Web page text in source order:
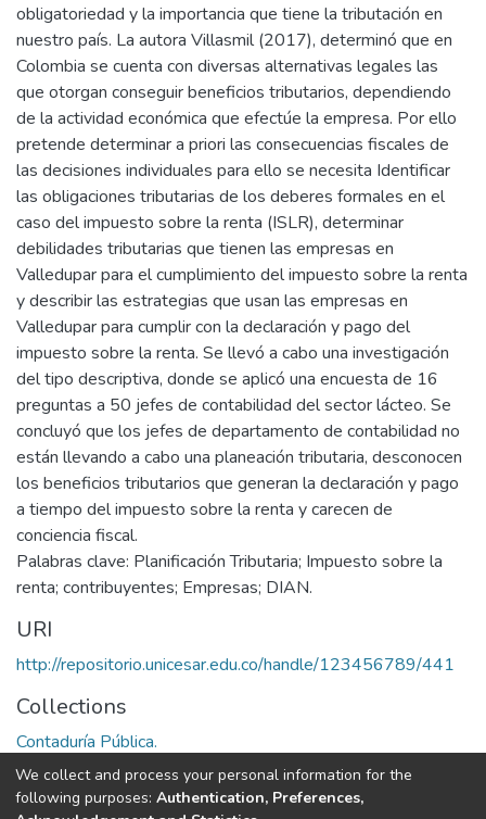
obligatoriedad y la importancia que tiene la tributación en
nuestro país. La autora Villasmil (2017), determinó que en
Colombia se cuenta con diversas alternativas legales las
que otorgan conseguir beneficios tributarios, dependiendo
de la actividad económica que efectúe la empresa. Por ello
pretende determinar a priori las consecuencias fiscales de
las decisiones individuales para ello se necesita Identificar
las obligaciones tributarias de los deberes formales en el
caso del impuesto sobre la renta (ISLR), determinar
debilidades tributarias que tienen las empresas en
Valledupar para el cumplimiento del impuesto sobre la renta
y describir las estrategias que usan las empresas en
Valledupar para cumplir con la declaración y pago del
impuesto sobre la renta. Se llevó a cabo una investigación
del tipo descriptiva, donde se aplicó una encuesta de 16
preguntas a 50 jefes de contabilidad del sector lácteo. Se
concluyó que los jefes de departamento de contabilidad no
están llevando a cabo una planeación tributaria, desconocen
los beneficios tributarios que generan la declaración y pago
a tiempo del impuesto sobre la renta y carecen de
conciencia fiscal.
Palabras clave: Planificación Tributaria; Impuesto sobre la
renta; contribuyentes; Empresas; DIAN.
URI
http://repositorio.unicesar.edu.co/handle/123456789/441
Collections
Contaduría Pública.
Full item page
We collect and process your personal information for the
following purposes: Authentication, Preferences,